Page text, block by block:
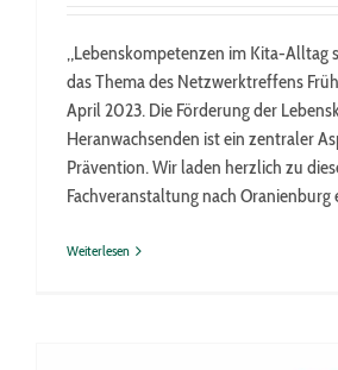
„Lebenskompetenzen im Kita-Alltag
das Thema des Netzwerktreffens
April 2023. Die Förderung der
Heranwachsenden ist ein zentraler
Prävention. Wir laden herzlich zu
Fachveranstaltung nach Oranienburg
Weiterlesen